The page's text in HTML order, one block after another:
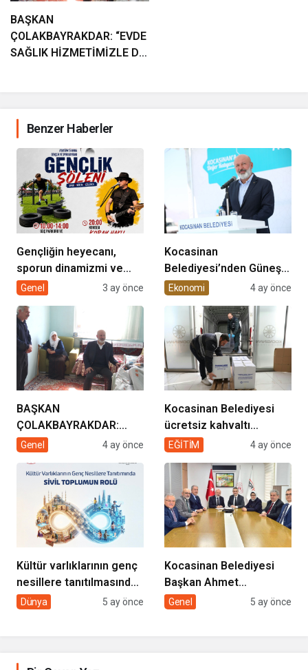
BAŞKAN
ÇOLAKBAYRAKDAR: “EVDE
SAĞLIK HİZMETİMİZLE DE
Benzer Haberler
Gençliğin heyecanı,
sporun dinamizmi ve
müziğin coşkusu
geliyor!
Genel 3 ay önce
Kocasinan
Belediyesi’nden Güneş
Enerjisi Hamlesi
Ekonomi 4 ay önce
BAŞKAN
ÇOLAKBAYRAKDAR:
“EVDE SAĞLIK
GÖNÜLLERE
DOKUNUYORUZ”
Genel 4 ay önce
Kocasinan Belediyesi
ücretsiz kahvaltı
desteği projesi
EĞİTİM 4 ay önce
Kültür varlıklarının genç
nesillere tanıtılmasında
sivil toplumun rolü
Dünya 5 ay önce
Kocasinan Belediyesi
Başkan Ahmet
Çolakbayrakdar ile
Genel 5 ay önce